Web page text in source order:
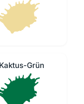
Kaktus-Grün